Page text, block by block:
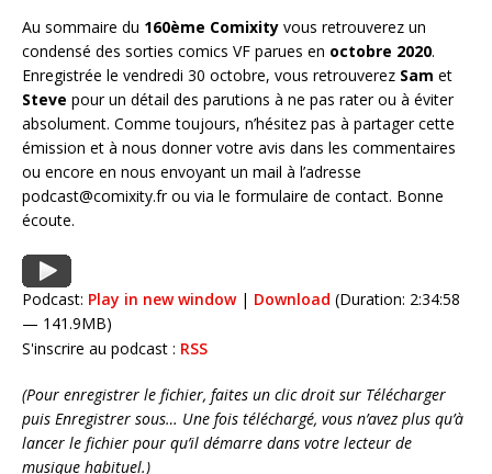
Au sommaire du 160ème Comixity vous retrouverez un
condensé des sorties comics VF parues en octobre 2020.
Enregistrée le vendredi 30 octobre, vous retrouverez Sam et
Steve pour un détail des parutions à ne pas rater ou à éviter
absolument. Comme toujours, n’hésitez pas à partager cette
émission et à nous donner votre avis dans les commentaires
ou encore en nous envoyant un mail à l’adresse
podcast@comixity.fr ou via le formulaire de contact. Bonne
écoute.
Podcast: Play in new window| Download (Duration: 2:34:58
— 141.9MB)
S'inscrire au podcast : RSS
(Pour enregistrer le fichier, faites un clic droit sur Télécharger
puis Enregistrer sous… Une fois téléchargé, vous n’avez plus qu’à
lancer le fichier pour qu’il démarre dans votre lecteur de
musique habituel.)